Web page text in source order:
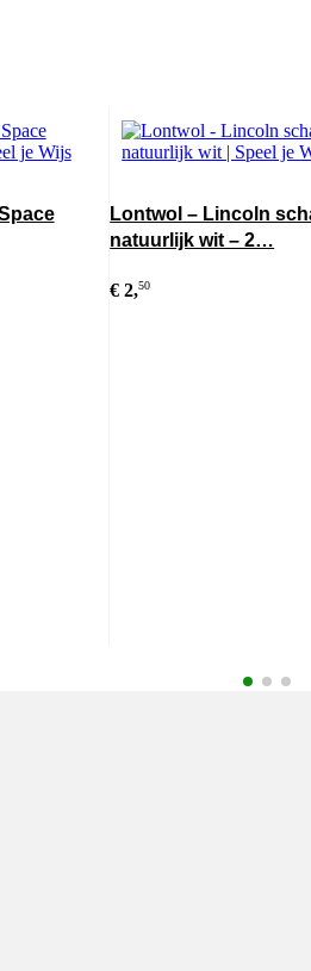
Lontwol – Lincoln
natuurlijk wit – 2…
€ 2,50